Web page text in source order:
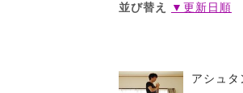
並び替え ▼更新日順
アシュ